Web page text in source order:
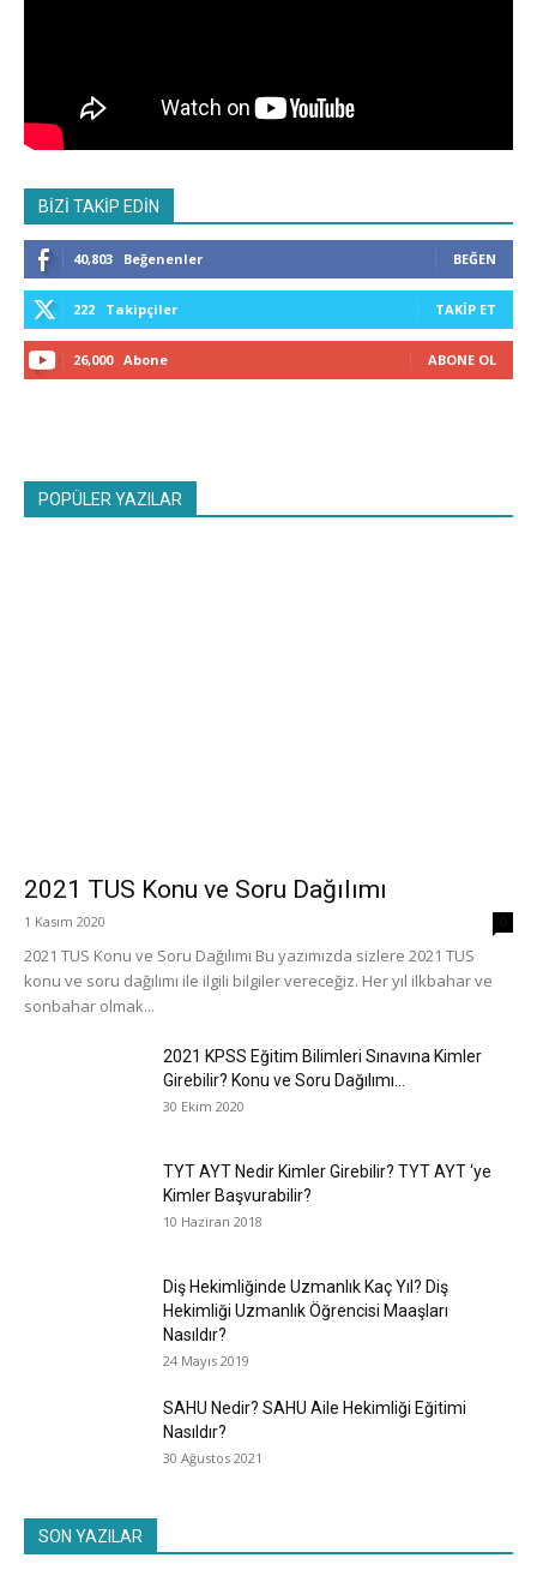
BİZİ TAKİP EDİN
40,803 Beğenenler BEĞEN
222 Takipçiler TAKIP ET
26,000 Abone ABONE OL
POPÜLER YAZILAR
2021 TUS Konu ve Soru Dağılımı
1 Kasım 2020
2021 TUS Konu ve Soru Dağılımı Bu yazımızda sizlere 2021 TUS
konu ve soru dağılımı ile ilgili bilgiler vereceğiz. Her yıl ilkbahar ve
sonbahar olmak...
2021 KPSS Eğitim Bilimleri Sınavına Kimler
Girebilir? Konu ve Soru Dağılımı...
30 Ekim 2020
TYT AYT Nedir Kimler Girebilir? TYT AYT ‘ye
Kimler Başvurabilir?
10 Haziran 2018
Diş Hekimliğinde Uzmanlık Kaç Yıl? Diş
Hekimliği Uzmanlık Öğrencisi Maaşları
Nasıldır?
24 Mayıs 2019
SAHU Nedir? SAHU Aile Hekimliği Eğitimi
Nasıldır?
30 Ağustos 2021
SON YAZILAR